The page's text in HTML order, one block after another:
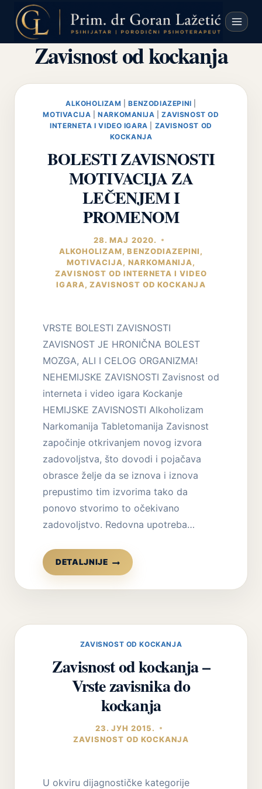
content
Zavisnost od kockanja
ALKOHOLIZAM |BENZODIAZEPINI
MOTIVACIJA |NARKOMANIJA |ZAVISNOST OD
INTERNETA I VIDEO IGARA
ZAVISNOST OD
KOCKANJA
BOLESTI ZAVISNOSTI
MOTIVACIJA ZA
LEČENJEM I
PROMENOM
28. МАЈ 2020.
ALKOHOLIZAM,BENZODIAZEPINI,
MOTIVACIJA, NARKOMANIJA,
ZAVISNOST OD INTERNETA I VIDEO
IGARA, ZAVISNOST OD KOCKANJA
VRSTE BOLESTI ZAVISNOSTI
ZAVISNOST JE HRONIČNA BOLEST
MOZGA, ALI I CELOG ORGANIZMA!
NEHEMIJSKE ZAVISNOSTI Zavisnost od
interneta i video igara Kockanje
HEMIJSKE ZAVISNOSTI Alkoholizam
Narkomanija Tabletomanija Zavisnost
započinje otkrivanjem novog izvora
zadovoljstva, što dovodi i pojačava
obrasce želje da se iznova i iznova
prepustimo tim izvorima tako da
ponovo stvorimo to očekivano
zadovoljstvo. Redovna upotreba…
DETALJNIJE
BOLESTI
ZAVISNOSTI
I
ZAVISNOST OD KOCKANJA
Zavisnost od kockanja –
Vrste zavisnika do
kockanja
23. ЈУН 2015.
ZAVISNOST OD KOCKANJA
U okviru dijagnostičke kategorije